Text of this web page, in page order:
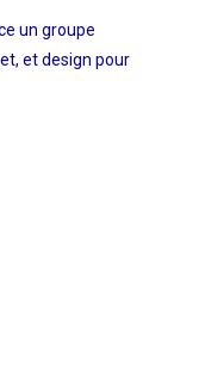
un groupe
et design pour